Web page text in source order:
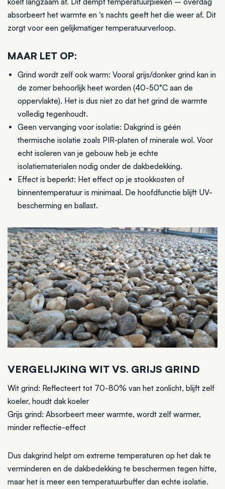
absorbeert het warmte en ‘s nachts geeft het die weer af. Dit
zorgt voor een gelijkmatiger temperatuurverloop.
MAAR LET OP:
Grind wordt zelf ook warm: Vooral grijs/donker grind kan in
de zomer behoorlijk heet worden (40-50°C aan de
oppervlakte). Het is dus niet zo dat het grind de warmte
volledig tegenhoudt.
Geen vervanging voor isolatie: Dakgrind is géén
thermische isolatie zoals PIR-platen of minerale wol. Voor
echt isoleren van je gebouw heb je echte
isolatiematerialen nodig onder de dakbedekking.
Effect is beperkt: Het effect op je stookkosten of
binnentemperatuur is minimaal. De hoofdfunctie blijft UV-
bescherming en ballast.
VERGELIJKING WIT VS. GRIJS GRIND
Wit grind: Reflecteert tot 70-80% van het zonlicht, blijft zelf
koeler, houdt dak koeler
Grijs grind: Absorbeert meer warmte, wordt zelf warmer,
minder reflectie-effect
Dus dakgrind helpt om extreme temperaturen op het dak te
verminderen en de dakbedekking te beschermen tegen hitte,
maar het is meer een temperatuurbuffer dan echte isolatie.